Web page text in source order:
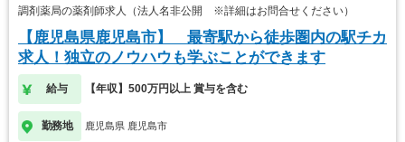
調剤薬局の薬剤師求人（法人名非公開 ※詳細はお問合せください）
【鹿児島県鹿児島市】 最寄駅から徒歩圏内の駅チカ
求人！独立のノウハウも学ぶことができます
給与 【年収】500万円以上 賞与を含む
勤務地 鹿児島県 鹿児島市